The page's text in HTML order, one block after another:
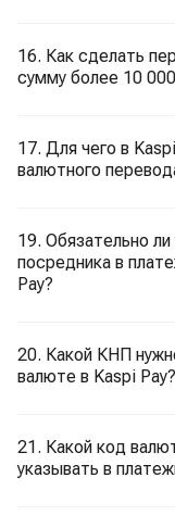
16. Как сделать
сумму более 10
17. Для чего в
валютного
19. Обязательно
посредника в
Pay?
20. Какой КНП
валюте в Kaspi Pay?
21. Какой код
указывать в